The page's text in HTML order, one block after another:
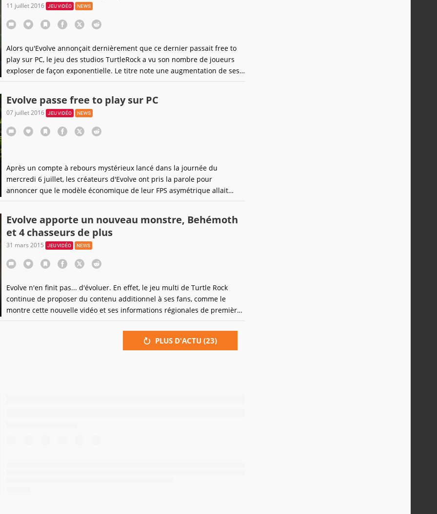
11 juillet 2016 JEU VIDÉO NEWS
Alors qu'Evolve annonçait dernièrement que ce dernier passait free to
play sur PC, le jeu des studios TurtleRock a vu son nombre de joueurs
exploser de façon exponentielle. Le titre note une augmentation de ses
joueurs de 13630%. De quoi redonner le sourire a ce titre sur le déclin.
Evolve passe free to play sur PC
07 juillet 2016 JEU VIDÉO NEWS
Après un compte à rebours mystérieux lancé dans la journée du
mercredi 6 juillet, les créateurs d'Evolve ont pris la parole pour
annoncer que le modèle économique de leur FPS asymétrique allait
changer dès aujourd'hui.
Evolve apporte un nouveau monstre, Behémoth
et 4 chasseurs de plus
31 mars 2015 JEU VIDÉO NEWS
Evolve n'en finit pas... d'évoluer. En effet, le jeu multi de Turtle Rock
continue de proposer du contenu additionnel à ses fans, comme le
montre cette nouvelle vidéo et ses informations régionales de première
main.
PLUS D'ACTU (23)